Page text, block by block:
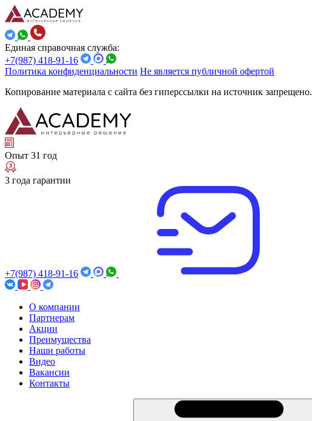
Единая справочная служба:
+7(987) 418-91-16
Политика конфиденциальности Не является публичной офертой
Копирование материала с сайта без гиперссылки на источник запрещено.
Опыт 31 год
3 года гарантии
+7(987) 418-91-16
О компании
Партнерам
Акции
Преимущества
Наши работы
Видео
Вакансии
Контакты